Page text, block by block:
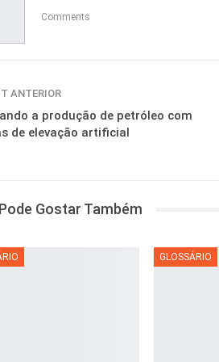
Comments
ANTERIOR
a produção de petróleo com
de elevação artificial
Gostar Também
GLOSSÁRIO